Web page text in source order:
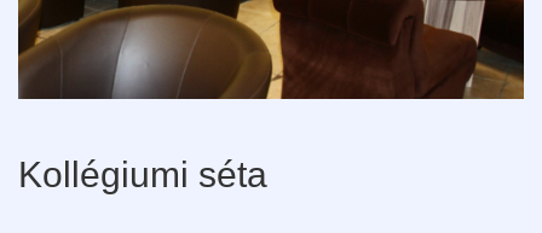
Kollégiumi séta